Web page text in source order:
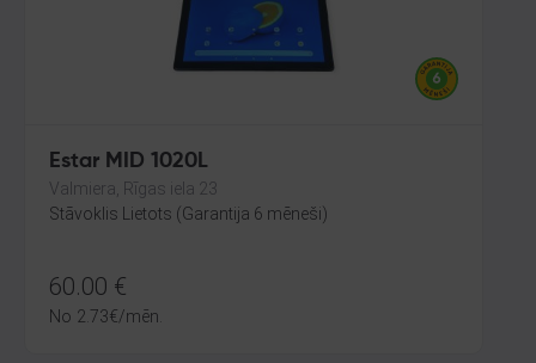
Estar MID 1020L
Valmiera, Rīgas iela 23
Stāvoklis Lietots (Garantija 6 mēneši)
60.00 €
No 2.73€/mēn.